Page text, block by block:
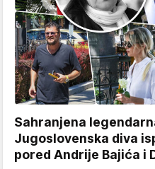
Sahranjena
Jugoslovenska diva
pored Andrije Bajića i